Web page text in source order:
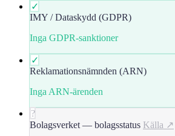
✓
IMY / Dataskydd (GDPR)
Inga GDPR-sanktioner
✓
Reklamationsnämnden (ARN)
Inga ARN-ärenden
?
Bolagsverket — bolagsstatus Källa ↗